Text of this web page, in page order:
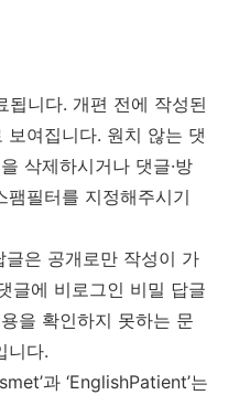
니다. 개편 전에 작성된
여집니다. 원치 않는 댓
삭제하시거나 댓글·방
필터를 지정해주시기
은 공개로만 작성이 가
글에 비로그인 비밀 답글
을 확인하지 못하는 문
니다.
과 ‘EnglishPatient’는